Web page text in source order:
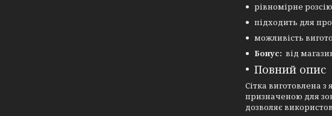
рівномірне
підходить для
можливість
Бонус: від
Повний опис
Сітка виготовлена
призначеною для
дозволяє